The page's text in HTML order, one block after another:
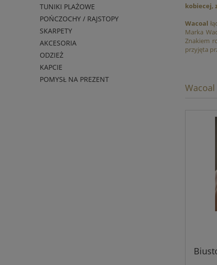
TUNIKI PLAŻOWE
POŃCZOCHY / RAJSTOPY
SKARPETY
AKCESORIA
ODZIEŻ
KAPCIE
POMYSŁ NA PREZENT
kobiecej,
Wacoal
Marka
Znakiem
przyjęta
Wacoal